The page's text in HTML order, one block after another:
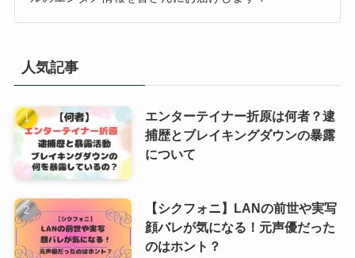
人気記事
エンターテイナー折原は何者？逮
捕歴とブレイキングダウンの暴露
について
【シクフォニ】LANの前世や実写
顔バレが気になる！元声優だった
のはホント？